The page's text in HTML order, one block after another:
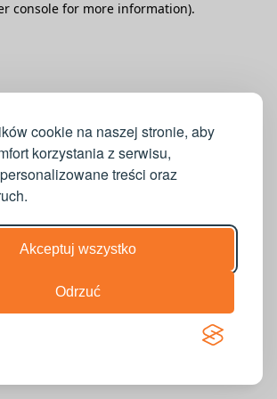
cookie na naszej stronie, aby
korzystania z serwisu,
treści oraz
Akceptuj wszystko
Odrzuć
console for more information).